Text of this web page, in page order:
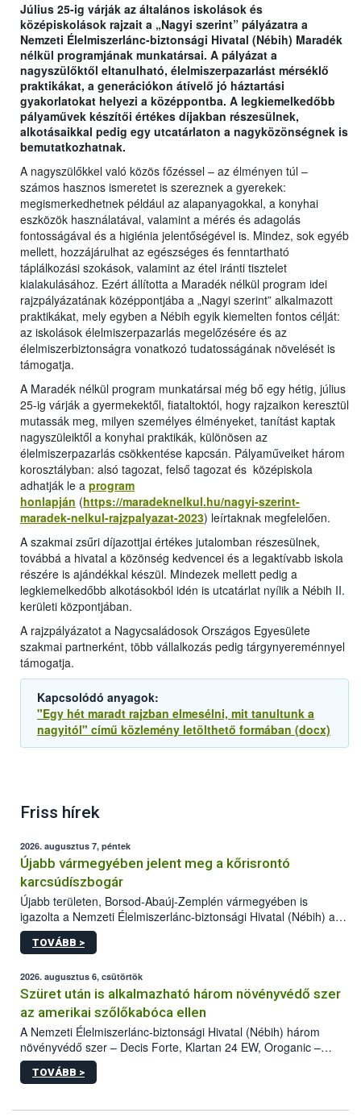
Július 25-ig várják az általános iskolások és
középiskolások rajzait a „Nagyi szerint” pályázatra a
Nemzeti Élelmiszerlánc-biztonsági Hivatal (Nébih) Maradék
nélkül programjának munkatársai. A pályázat a
nagyszülőktől eltanulható, élelmiszerpazarlást mérséklő
praktikákat, a generációkon átívelő jó háztartási
gyakorlatokat helyezi a középpontba. A legkiemelkedőbb
pályaművek készítői értékes díjakban részesülnek,
alkotásaikkal pedig egy utcatárlaton a nagyközönségnek is
bemutatkozhatnak.
A nagyszülőkkel való közös főzéssel – az élményen túl –
számos hasznos ismeretet is szereznek a gyerekek:
megismerkedhetnek például az alapanyagokkal, a konyhai
eszközök használatával, valamint a mérés és adagolás
fontosságával és a higiénia jelentőségével is. Mindez, sok egyéb
mellett, hozzájárulhat az egészséges és fenntartható
táplálkozási szokások, valamint az étel iránti tisztelet
kialakulásához. Ezért állította a Maradék nélkül program idei
rajzpályázatának középpontjába a „Nagyi szerint” alkalmazott
praktikákat, mely egyben a Nébih egyik kiemelten fontos célját:
az iskolások élelmiszerpazarlás megelőzésére és az
élelmiszerbiztonságra vonatkozó tudatosságának növelését is
támogatja.
A Maradék nélkül program munkatársai még bő egy hétig, július
25-ig várják a gyermekektől, fiataltoktól, hogy rajzaikon keresztül
mutassák meg, milyen személyes élményeket, tanítást kaptak
nagyszüleiktől a konyhai praktikák, különösen az
élelmiszerpazarlás csökkentése kapcsán. Pályaműveiket három
korosztályban: alsó tagozat, felső tagozat és középiskola
adhatják le a program
honlapján (https://maradeknelkul.hu/nagyi-szerint-
maradek-nelkul-rajzpalyazat-2023) leírtaknak megfelelően.
A szakmai zsűri díjazottjai értékes jutalomban részesülnek,
továbbá a hivatal a közönség kedvencei és a legaktívabb iskola
részére is ajándékkal készül. Mindezek mellett pedig a
legkiemelkedőbb alkotásokból idén is utcatárlat nyílik a Nébih II.
kerületi központjában.
A rajzpályázatot a Nagycsaládosok Országos Egyesülete
szakmai partnerként, több vállalkozás pedig tárgynyereménnyel
támogatja.
Kapcsolódó anyagok:
"Egy hét maradt rajzban elmesélni, mit tanultunk a
nagyitól" című közlemény letölthető formában (docx)
Friss hírek
2026. augusztus 7, péntek
Újabb vármegyében jelent meg a kőrisrontó
karcsúdíszbogár
Újabb területen, Borsod-Abaúj-Zemplén vármegyében is
igazolta a Nemzeti Élelmiszerlánc-biztonsági Hivatal (Nébih) a
kőrisrontó karcsúdíszbogár (Agrilus planipennis) jelenlétét. A
kártevőt nem csak színcsapdában találták meg, de már fertőzött
az intenzív felderítést, emellett az intézkedéseket a szlovák
hatósággal is összehangolják a terjedés megállítása érdekében.
TOVÁBB >
2026. augusztus 6, csütörtök
Szüret után is alkalmazható három növényvédő szer
az amerikai szőlőkabóca ellen
A Nemzeti Élelmiszerlánc-biztonsági Hivatal (Nébih) három
növényvédő szer – Decis Forte, Klartan 24 EW, Oroganic –
engedélyokiratát módosította, így azok a szüretet követően,
egészen a vesszőérettség (BBCH 91) stádiumáig
érésű szőlőkben is legyen lehetőség a károsító elleni további
TOVÁBB >